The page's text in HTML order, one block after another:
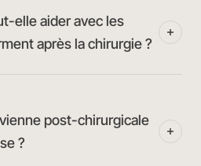
elle aider avec les
après la chirurgie ?
post-chirurgicale
?